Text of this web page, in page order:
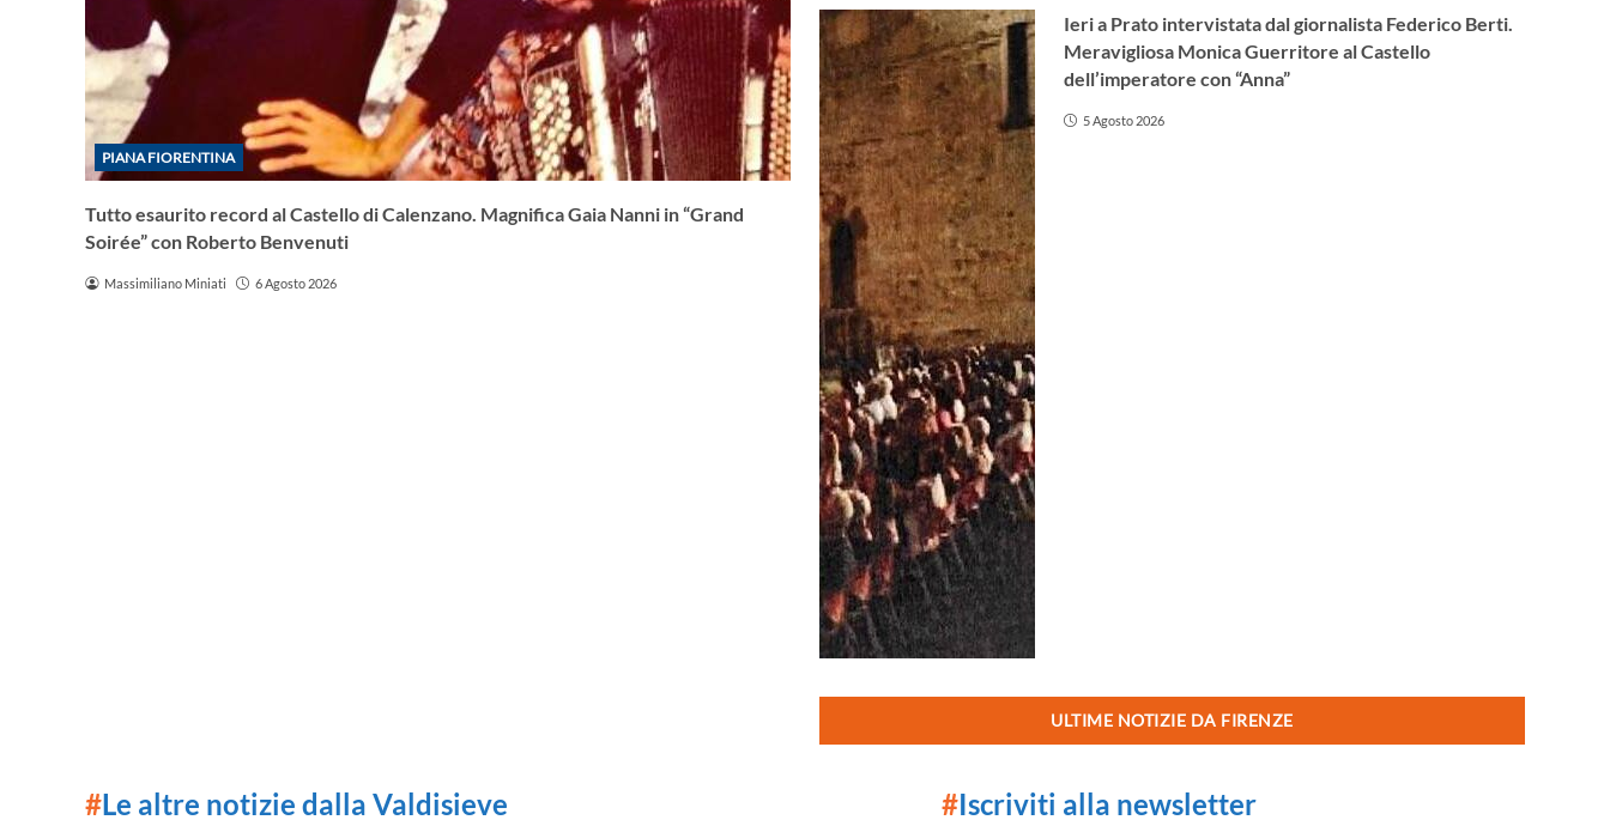
PIANA FIORENTINA
Tutto esaurito record al Castello di Calenzano. Magnifica Gaia Nanni in “Grand
Soirée” con Roberto Benvenuti
Massimiliano Miniati 6 Agosto 2026
Ieri a Prato intervistata dal giornalista Federico Berti.
Meravigliosa Monica Guerritore al Castello
dell’imperatore con “Anna”
5 Agosto 2026
ULTIME NOTIZIE DA FIRENZE
#Le altre notizie dalla Valdisieve #Iscriviti alla newsletter